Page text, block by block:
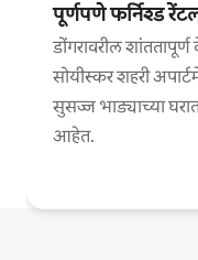
पूर्णपणे फर्निश्ड
डोंगरावरील
सोयीस्कर शहरी
सुसज्ज भाड्याच्या
आहेत.